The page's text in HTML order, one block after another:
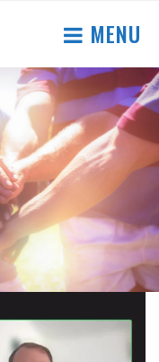
MENU